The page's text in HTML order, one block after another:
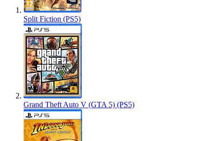
Split Fiction (PS5)
Grand Theft Auto V (GTA 5) (PS5)